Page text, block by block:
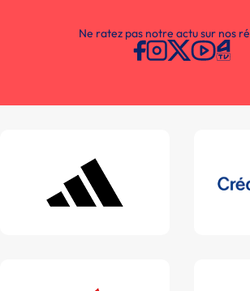
Ne ratez pas notre actu sur nos